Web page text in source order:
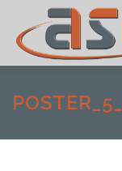
ACCUEIL